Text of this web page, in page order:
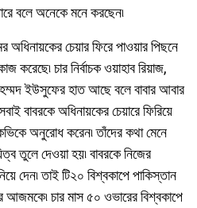
বলে অনেকে মনে করছেন৷
চেয়ার ফিরে পাওয়ার পিছনে
করেছে৷ চার নির্বাচক ওয়াহাব রিয়াজ,
ইউসুফের হাত আছে বলে বাবার আবার
বাবরকে অধিনায়কের চেয়ারে ফিরিয়ে
অনুরোধ করেন৷ তাঁদের কথা মেনে
তুলে দেওয়া হয়৷ বাবরকে নিজের
দেন৷ তাই টি২০ বিশ্বকাপে পাকিস্তান
আজমকে৷ চার মাস ৫০ ওভারের বিশ্বকাপে